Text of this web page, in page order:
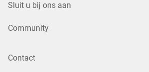
Sluit u bij ons aan
Community
Contact